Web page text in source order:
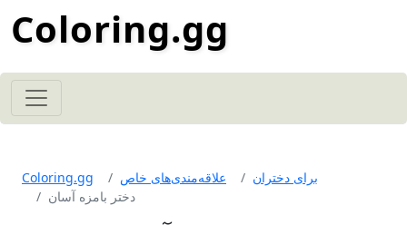
Coloring.gg
Coloring.gg علاقه‌مندی‌های خاص
برای دختران
دختر بامزه آسان